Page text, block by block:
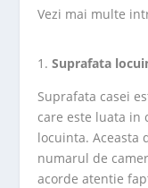
Vezi mai multe
Suprafata
Suprafata casei
care este luata in
locuinta. Aceasta
numarul de
acorde atentie